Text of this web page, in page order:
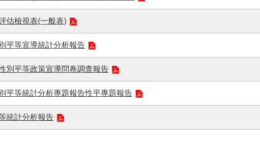
估檢視表(一般表)
平等宣導統計分析報告
別平等政策宣導問卷調查報告
平等統計分析專題報告性平專題報告
統計分析報告